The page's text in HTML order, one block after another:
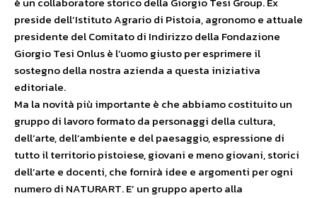
preside dell’Istituto Agrario di Pistoia, agronomo e attuale
presidente del Comitato di Indirizzo della Fondazione
Giorgio Tesi Onlus è l’uomo giusto per esprimere il
sostegno della nostra azienda a questa iniziativa
editoriale.
Ma la novità più importante è che abbiamo costituito un
gruppo di lavoro formato da personaggi della cultura,
dell’arte, dell’ambiente e del paesaggio, espressione di
tutto il territorio pistoiese, giovani e meno giovani, storici
dell’arte e docenti, che fornirà idee e argomenti per ogni
numero di NATURART. E’ un gruppo aperto alla